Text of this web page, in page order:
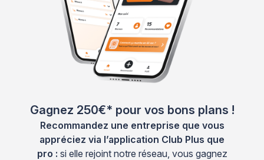
Gagnez 250€* pour vos bons plans !
Recommandez une entreprise que vous
appréciez via l’application Club Plus que
pro : si elle rejoint notre réseau, vous gagnez